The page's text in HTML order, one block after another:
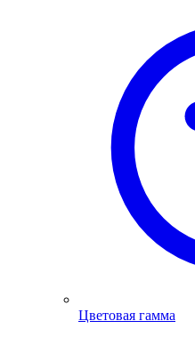
Цветовая гамма